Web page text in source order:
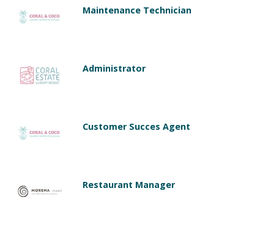
Maintenance Technician
Administrator
Customer Succes Agent
Restaurant Manager